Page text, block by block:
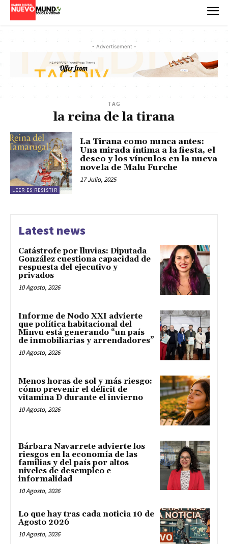
- Advertisement -
TAG
la reina de la tirana
LEER ES RESISTIR
La Tirana como nunca antes:
Una mirada íntima a la fiesta, el
deseo y los vínculos en la nueva
novela de Malu Furche
17 Julio, 2025
Latest news
Catástrofe por lluvias: Diputada
González cuestiona capacidad de
respuesta del ejecutivo y
privados
10 Agosto, 2026
Informe de Nodo XXI advierte
que política habitacional del
Minvu está generando “un país
de inmobiliarias y arrendadores”
10 Agosto, 2026
Menos horas de sol y más riesgo:
cómo prevenir el déficit de
vitamina D durante el invierno
10 Agosto, 2026
Bárbara Navarrete advierte los
riesgos en la economía de las
familias y del país por altos
niveles de desempleo e
informalidad
10 Agosto, 2026
Lo que hay tras cada noticia 10 de
Agosto 2026
10 Agosto, 2026